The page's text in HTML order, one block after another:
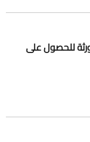
للحصول على